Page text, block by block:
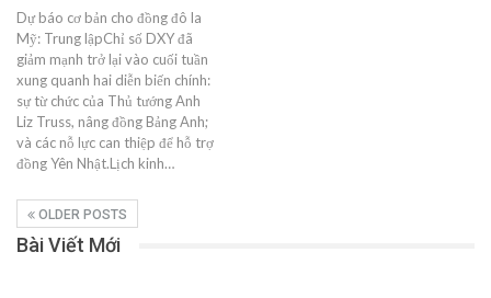
Dự báo cơ bản cho đồng đô la
Mỹ: Trung lậpChỉ số DXY đã
giảm mạnh trở lại vào cuối tuần
xung quanh hai diễn biến chính:
sự từ chức của Thủ tướng Anh
Liz Truss, nâng đồng Bảng Anh;
và các nỗ lực can thiệp để hỗ trợ
đồng Yên Nhật.Lịch kinh…
OLDER POSTS
Bài Viết Mới